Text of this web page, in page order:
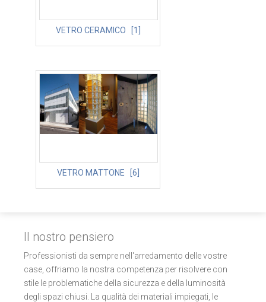
VETRO CERAMICO [1]
VETRO MATTONE [6]
Il nostro pensiero
Professionisti da sempre nell'arredamento delle vostre
case, offriamo la nostra competenza per risolvere con
stile le problematiche della sicurezza e della luminosità
degli spazi chiusi. La qualità dei materiali impiegati, le